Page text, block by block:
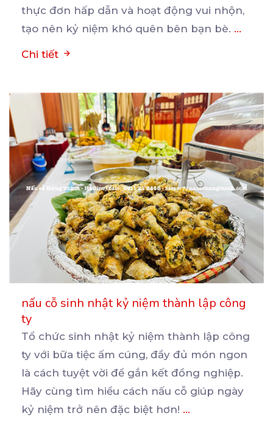
thực đơn hấp dẫn và hoạt động vui nhộn,
tạo nên kỷ niệm khó quên bên bạn bè. ...
Chi tiết
nấu cỗ sinh nhật kỷ niệm thành lập công
ty
Tổ chức sinh nhật kỷ niệm thành lập công
ty với bữa tiệc ấm cúng, đầy đủ món ngon
là cách tuyệt vời để gắn kết đồng nghiệp.
Hãy cùng tìm hiểu cách nấu cỗ giúp ngày
kỷ niệm trở nên đặc biệt hơn! ...